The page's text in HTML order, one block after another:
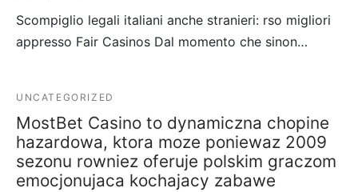
Scompiglio legali italiani anche stranieri: rso migliori
appresso Fair Casinos Dal momento che sinon…
UNCATEGORIZED
MostBet Casino to dynamiczna chopine
hazardowa, ktora moze poniewaz 2009
sezonu rowniez oferuje polskim graczom
emocjonujaca kochajacy zabawe